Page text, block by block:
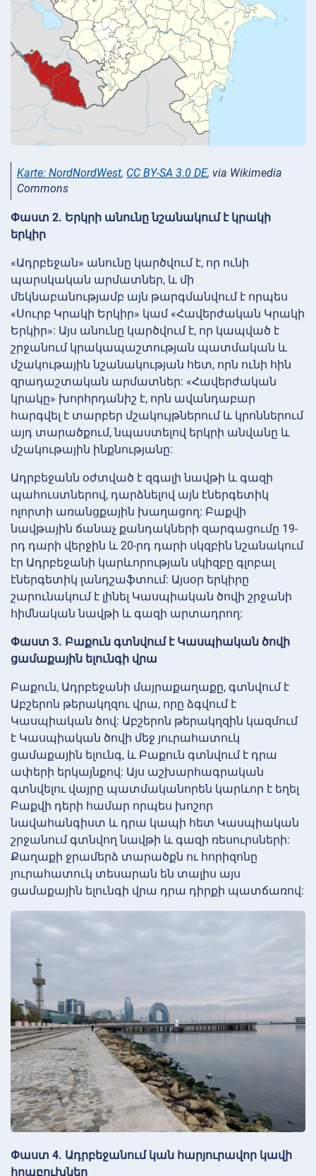
Karte: NordNordWest, CC BY-SA 3.0 DE, via Wikimedia
Commons
Փաստ 2. Երկրի անունը նշանակում է կրակի
երկիր
«Ադրբեջան» անունը կարծվում է, որ ունի
պարսկական արմատներ, և մի
մեկնաբանությամբ այն թարգմանվում է որպես
«Սուրբ Կրակի Երկիր» կամ «Հավերժական Կրակի
Երկիր»: Այս անունը կարծվում է, որ կապված է
շրջանում կրակապաշտության պատմական և
մշակութային նշանակության հետ, որն ունի հին
զրադաշտական արմատներ: «Հավերժական
կրակը» խորհրդանիշ է, որն ավանդաբար
հարգվել է տարբեր մշակույթներում և կրոններում
այդ տարածքում, նպաստելով երկրի անվանը և
մշակութային ինքնությանը:
Ադրբեջանն օժտված է զգալի նավթի և գազի
պահուստներով, դարձնելով այն էներգետիկ
ոլորտի առանցքային խաղացող: Բաքվի
նավթային ճանաչ քանդակների զարգացումը 19-
րդ դարի վերջին և 20-րդ դարի սկզբին նշանակում
էր Ադրբեջանի կարևորության սկիզբը գլոբալ
էներգետիկ լանդշաֆտում: Այսօր երկիրը
շարունակում է լինել Կասպիական ծովի շրջանի
հիմնական նավթի և գազի արտադրող:
Փաստ 3. Բաքուն գտնվում է Կասպիական ծովի
ցամաքային ելունգի վրա
Բաքուն, Ադրբեջանի մայրաքաղաքը, գտնվում է
Աբշերոն թերակղզու վրա, որը ձգվում է
Կասպիական ծով: Աբշերոն թերակղզին կազմում
է Կասպիական ծովի մեջ յուրահատուկ
ցամաքային ելունգ, և Բաքուն գտնվում է դրա
ափերի երկայնքով: Այս աշխարհագրական
գտնվելու վայրը պատմականորեն կարևոր է եղել
Բաքվի դերի համար որպես խոշոր
նավահանգիստ և դրա կապի հետ Կասպիական
շրջանում գտնվող նավթի և գազի ռեսուրսների:
Քաղաքի ջրամերձ տարածքն ու հորիզոնը
յուրահատուկ տեսարան են տալիս այս
ցամաքային ելունգի վրա դրա դիրքի պատճառով:
Փաստ 4. Ադրբեջանում կան հարյուրավոր կավի
հրաբուխներ